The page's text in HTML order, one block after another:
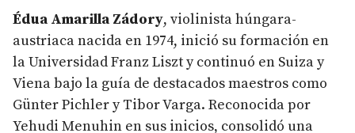
Édua Amarilla Zádory, violinista húngara-
austriaca nacida en 1974, inició su formación en
la Universidad Franz Liszt y continuó en Suiza y
Viena bajo la guía de destacados maestros como
Günter Pichler y Tibor Varga. Reconocida por
Yehudi Menuhin en sus inicios, consolidó una